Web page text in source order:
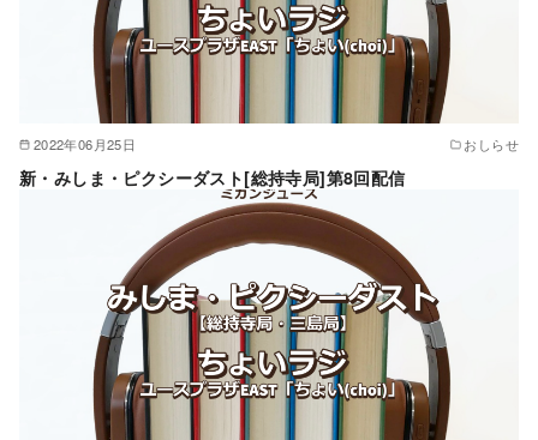
2022年06月25日 おしらせ
新・みしま・ピクシーダスト[総持寺局]第8回配信